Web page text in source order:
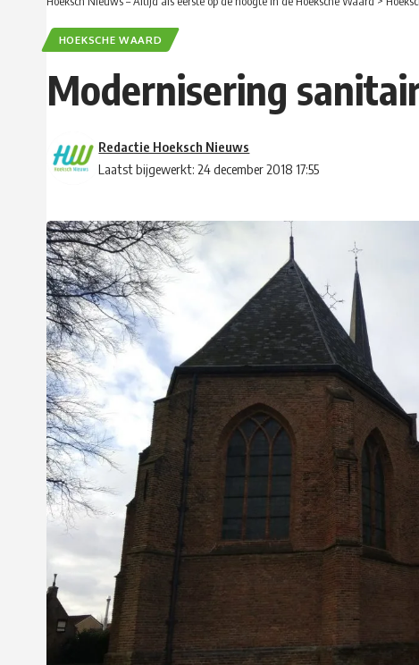
HOEKSCHE WAARD
Modernisering
Laatst bijgewerkt: 24 december 2018 17:55
Redactie Hoeksch Nieuws